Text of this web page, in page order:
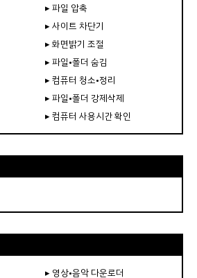
▸ 파일 압축
▸ 사이트 차단기
▸ 화면밝기 조절
▸ 파일•폴더 숨김
▸ 컴퓨터 청소•정리
▸ 파일•폴더 강제삭제
▸ 컴퓨터 사용시간 확인
▸ 영상•음악 다운로더